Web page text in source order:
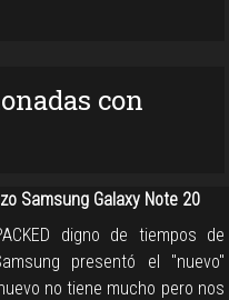
con
Samsung Galaxy Note 20
digno de tiempos de
presentó el "nuevo"
no tiene mucho pero nos